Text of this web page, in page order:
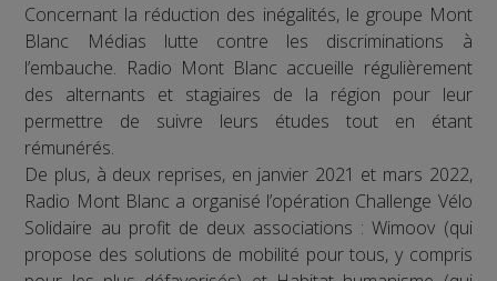
Concernant la réduction des inégalités, le groupe Mont
Blanc Médias lutte contre les discriminations à
l’embauche. Radio Mont Blanc accueille régulièrement
des alternants et stagiaires de la région pour leur
permettre de suivre leurs études tout en étant
rémunérés.
De plus, à deux reprises, en janvier 2021 et mars 2022,
Radio Mont Blanc a organisé l’opération Challenge Vélo
Solidaire au profit de deux associations : Wimoov (qui
propose des solutions de mobilité pour tous, y compris